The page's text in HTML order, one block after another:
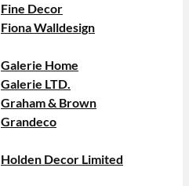
Fine Decor
Fiona Walldesign
Galerie Home
Galerie LTD.
Graham & Brown
Grandeco
Holden Decor Limited